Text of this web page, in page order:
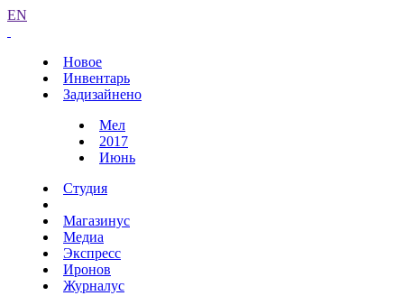
EN
Новое
Инвентарь
Задизайнено
Мел
2017
Июнь
Студия
Магазинус
Медиа
Экспресс
Иронов
Журналус